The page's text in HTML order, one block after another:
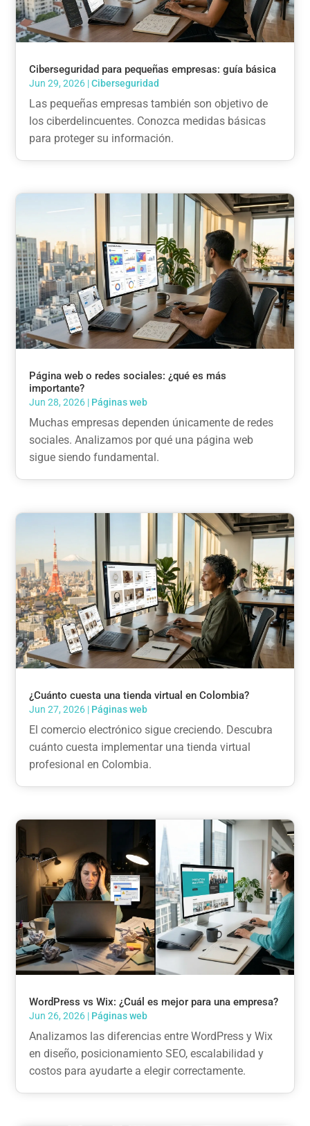
Ciberseguridad para pequeñas empresas: guía básica
Jun 29, 2026 |Ciberseguridad
Las pequeñas empresas también son objetivo de
los ciberdelincuentes. Conozca medidas básicas
para proteger su información.
Página web o redes sociales: ¿qué es más
importante?
Jun 28, 2026 | Páginas web
Muchas empresas dependen únicamente de redes
sociales. Analizamos por qué una página web
sigue siendo fundamental.
¿Cuánto cuesta una tienda virtual en Colombia?
Jun 27, 2026 | Páginas web
El comercio electrónico sigue creciendo. Descubra
cuánto cuesta implementar una tienda virtual
profesional en Colombia.
WordPress vs Wix: ¿Cuál es mejor para una empresa?
Jun 26, 2026 | Páginas web
Analizamos las diferencias entre WordPress y Wix
en diseño, posicionamiento SEO, escalabilidad y
costos para ayudarte a elegir correctamente.